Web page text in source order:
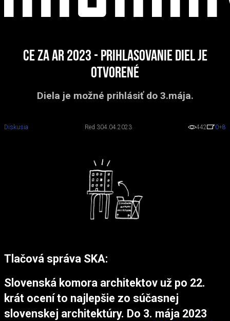
CE ZA AR 2023 - prihlasovanie diel je
otvorené
Diela je možné prihlásiť do 3.mája.
Diskusia Red 304.04.2023 442 0+8
Tlačová správa SKA:
Slovenská komora architektov už po 22.
krát ocení to najlepšie zo súčasnej
slovenskej architektúry. Do 3. mája 2023